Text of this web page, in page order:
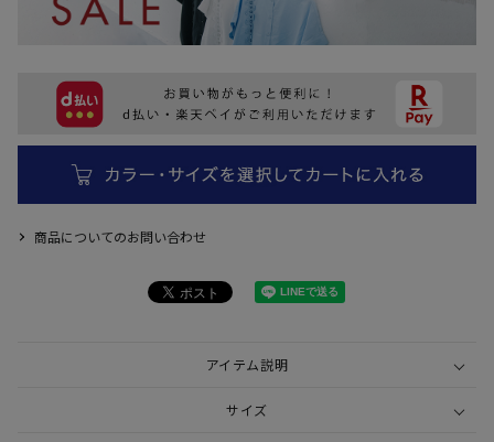
商品についてのお問い合わせ
アイテム説明
サイズ